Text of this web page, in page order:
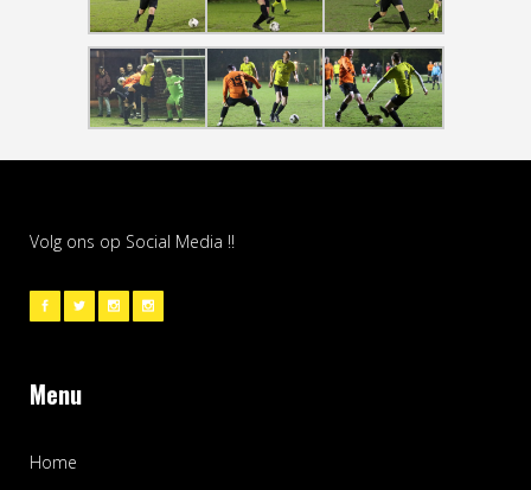
Volg ons op Social Media !!
Menu
Home